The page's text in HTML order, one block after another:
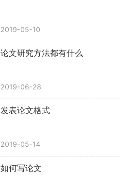
2019-05-10
论文研究方法都有什么
2019-06-28
发表论文格式
2019-05-14
如何写论文